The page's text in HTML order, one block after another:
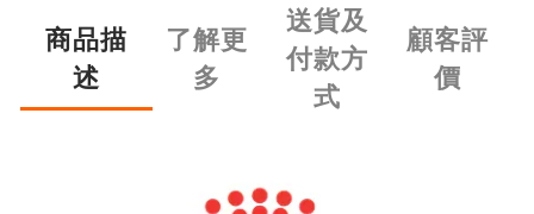
商品描
述
了解更
多
送貨及
付款方
式
顧客評
價